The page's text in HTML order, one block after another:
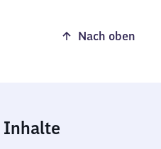
Nach oben
Inhalte